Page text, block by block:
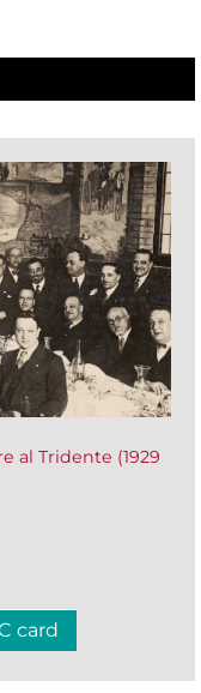
al Tridente (1929
card